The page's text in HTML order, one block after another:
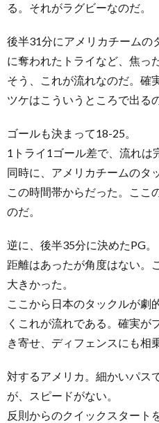
る。それがラグビーなのだ。
後半31分にアメリカチームの
に奪われたトライなど、焦っ
そう、これが流れなのだ。確
ツケはこういうところで出る
ゴールも決まって18-25。
1トライ1ゴール差で、流れは
同時に、アメリカチームのタ
この時間帯からだった。ここ
のだ。
逆に、後半35分に決めたPG。
距離はあったが角度はない。
大きかった。
ここから日本のタックルが劇
くこれが流れである。確実が
き寄せ、ディフェンスにも相
対するアメリカ。細かいパス
が、スピードがない。
反則からのクイックスタート